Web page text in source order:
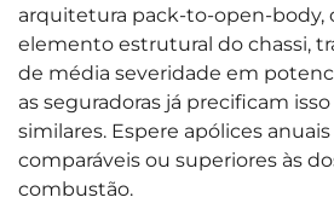
arquitetura pack-to-open-body,
elemento estrutural do chassi,
de média severidade em
as seguradoras já precificam
similares. Espere apólices
comparáveis ou superiores às
combustão.